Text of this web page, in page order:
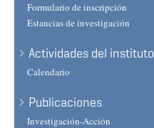
Formulario de inscripción
Estancias de investigación
Actividades del instituto
Calendario
Publicaciones
Investigación-Acción